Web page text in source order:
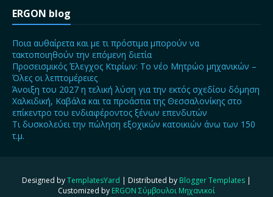
ERGON blog
Ποια αυθαίρετα και με τι πρόστιμα μπορούν να
τακτοποιηθούν την επόμενη διετία
Προσεισμικός Έλεγχος Κτιρίων: Το νέο Μητρώο μηχανικών –
Όλες οι λεπτομέρειες
Άνοιξη του 2027 η τελική λύση για την εκτός σχεδίου δόμηση
Χαλκιδική, Καβάλα και τα προάστια της Θεσσαλονίκης στο
επίκεντρο του ενδιαφέροντος ξένων επενδυτών
Τι δυσκολεύει την πώληση εξοχικών κατοικιών άνω των 150
τ.μ.
Designed byTemplatesYard | Distributed by Blogger Templates |
Customized by ERGON Σύμβουλοι Μηχανικοί